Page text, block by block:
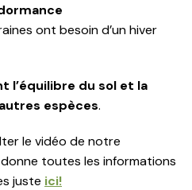
ont besoin d’un hiver
l’équilibre du sol et la
espèces.
le vidéo de notre
toutes les informations
juste ici!